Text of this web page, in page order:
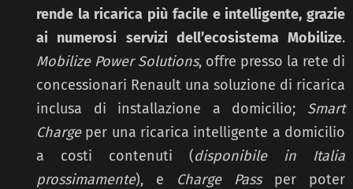
rende la ricarica più facile e intelligente, grazie
ai numerosi servizi dell’ecosistema Mobilize.
Mobilize Power Solutions, offre presso la rete di
concessionari Renault una soluzione di ricarica
inclusa di installazione a domicilio; Smart
Chargeper una ricarica intelligente a domicilio
a costi contenuti (disponibile in Italia
prossimamente), e Charge Passper poter